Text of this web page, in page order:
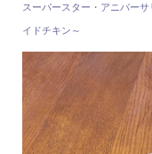
スーパースター・アニバー
イドチキン～